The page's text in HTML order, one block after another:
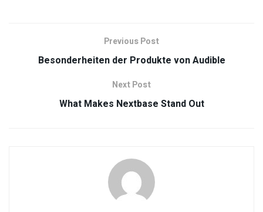
Previous Post
Besonderheiten der Produkte von Audible
Next Post
What Makes Nextbase Stand Out